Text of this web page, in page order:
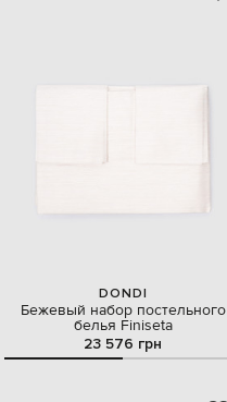
DONDI
Бежевый набор постельного
белья Finiseta
23 576 грн